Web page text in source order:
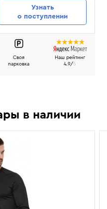
Узнать
о поступлении
Своя
парковка
Наш рейтинг
4.9/5
в наличии